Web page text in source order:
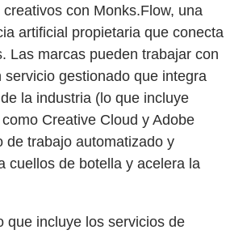
con Monks.Flow, una
artificial propietaria que conecta
Las marcas pueden trabajar con
gestionado que integra
la industria (lo que incluye
Creative Cloud y Adobe
de trabajo automatizado y
cuellos de botella y acelera la
que incluye los servicios de